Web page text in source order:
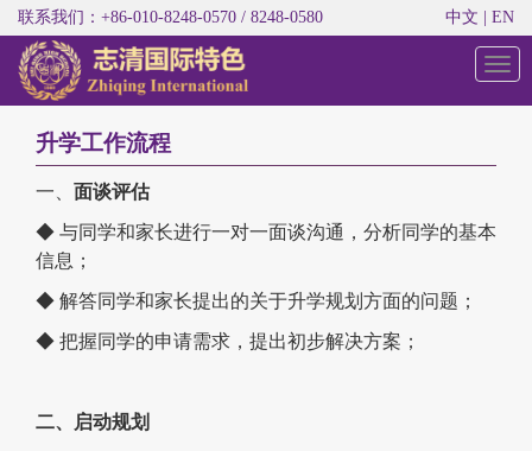
联系我们：+86-010-8248-0570 / 8248-0580 中文 EN
切
升学工作流程
一、 面谈评估
◆ 与同学和家长进行一对一面谈沟通，分析同学的基本
信息；
◆ 解答同学和家长提出的关于升学规划方面的问题；
◆ 把握同学的申请需求，提出初步解决方案；
二、启动规划